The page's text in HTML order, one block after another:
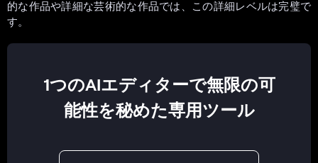
的な作品や詳細な芸術的な作品では、この詳細レベルは完璧で
す。
1つのAIエディターで無限の可
能性を秘めた専用ツール